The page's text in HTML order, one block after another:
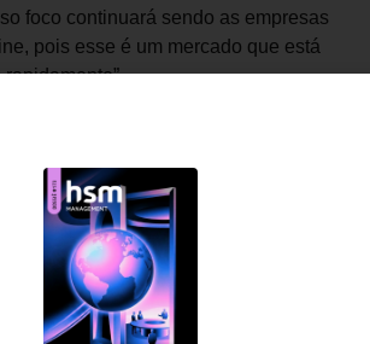
foco continuará sendo as empresas
pois esse é um mercado que está
rapidamente”.
em 2018 um aporte de US$ 7,1
de logística.
Abcomm (Associação Brasileira de
um total de 265 milhões de
efetuados pelos consumidores em
fim deste ano, gerando um